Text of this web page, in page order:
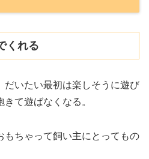
くれる
だいたい最初は楽しそうに遊び
て遊ばなくなる。
もちゃって飼い主にとってもの